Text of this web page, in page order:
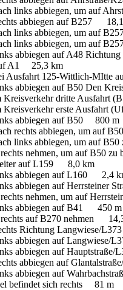
links abbiegen, um auf
abbiegen auf B257
links abbiegen, um auf
links abbiegen, um auf
abbiegen auf A48
A1 25,3 km
Ausfahrt 125-Wittlich-MItte
abbiegen auf B50 Den
Kreisverkehr dritte Ausfahrt
Kreisverkehr erste Ausfahrt
abbiegen auf B50 800 m
rechts abbiegen, um auf
links abbiegen, um auf
rechts nehmen, um auf B50
auf L159 8,0 km
abbiegen auf L160 2,4
abbiegen auf Herrsteiner
nehmen, um auf
abbiegen auf B41 450
rechts auf B270 nehmen
Richtung Langwiese/
abbiegen auf
abbiegen auf
abbiegen auf
abbiegen auf
befindet sich rechts 81 m